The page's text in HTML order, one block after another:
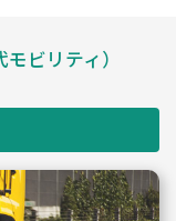
セキュリティ
ビリティ
運輸安全・次世代
リティ）
ビリティ）